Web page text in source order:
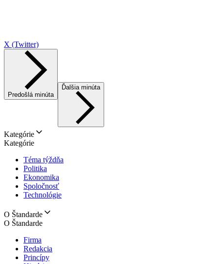
X (Twitter)
Predošlá minúta
Ďalšia minúta
Kategórie
Kategórie
Téma týždňa
Politika
Ekonomika
Spoločnosť
Technológie
O Štandarde
O Štandarde
Firma
Redakcia
Princípy